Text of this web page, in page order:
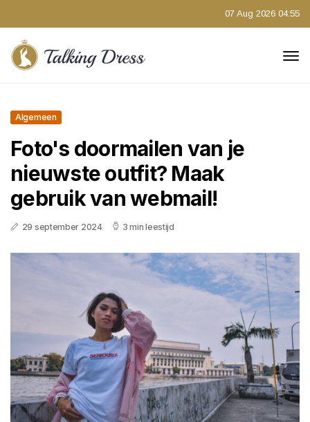
07 Aug 2026 04:55
Algemeen
Foto's doormailen van je
nieuwste outfit? Maak
gebruik van webmail!
29 september 2024 3 min leestijd